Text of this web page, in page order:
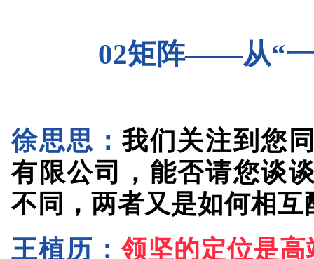
有限公司，能否请您谈
不同，两者又是如何相
王植历：领坚的定位是
分领域不断丰富产品线。